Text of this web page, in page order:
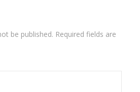
be published. Required fields are